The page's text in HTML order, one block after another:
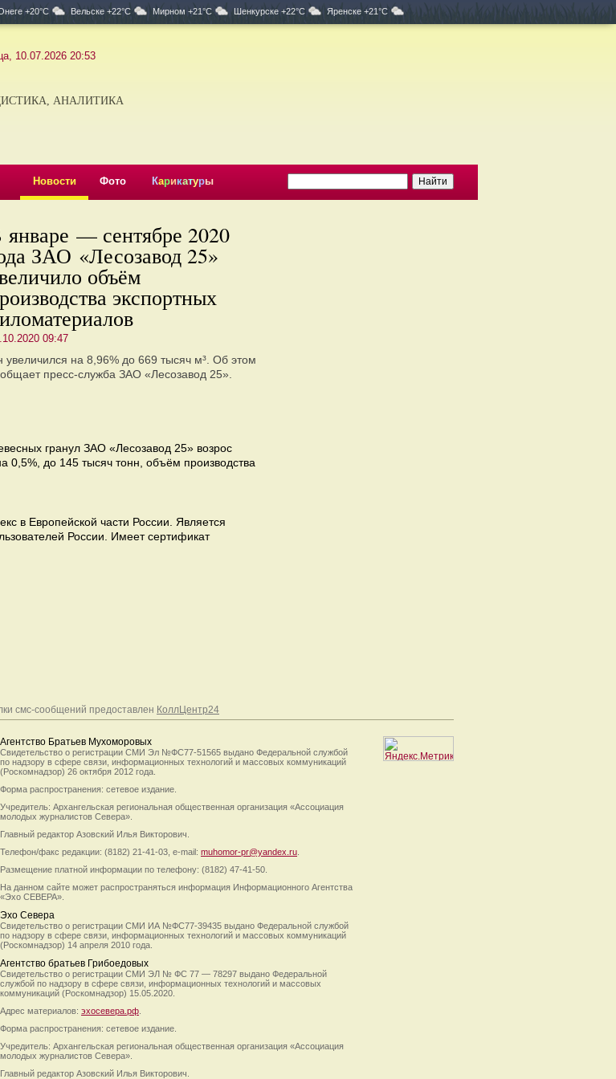
+20°C Вельске +22°C Мирном +21°C Шенкурске +22°C Яренске +21°C
10.07.2026 20:53
АНАЛИТИКА
Новости Фото Карикатуры
— сентябре 2020
ЗАО «Лесозавод 25»
объём
экспортных
09:47
увеличился на 8,96% до 669 тысяч м³. Об этом
пресс-служба ЗАО «Лесозавод 25».
гранул ЗАО «Лесозавод 25» возрос
0,5%, до 145 тысяч тонн, объём производства
в Европейской части России. Является
России. Имеет сертификат
смс-сообщений предоставлен КоллЦентр24
Агентство Братьев Мухоморовых
Свидетельство о регистрации СМИ Эл №ФС77-51565 выдано Федеральной службой
по надзору в сфере связи, информационных технологий и массовых коммуникаций
(Роскомнадзор) 26 октября 2012 года.
Форма распространения: сетевое издание.
Учредитель: Архангельская региональная общественная организация «Ассоциация
молодых журналистов Севера».
Главный редактор Азовский Илья Викторович.
Телефон/факс редакции: (8182) 21-41-03, e-mail: muhomor-pr@yandex.ru
Размещение платной информации по телефону: (8182) 47-41-50.
На данном сайте может распространяться информация Информационного Агентства
«Эхо СЕВЕРА».
Эхо Севера
Свидетельство о регистрации СМИ ИА №ФС77-39435 выдано Федеральной службой
по надзору в сфере связи, информационных технологий и массовых коммуникаций
(Роскомнадзор) 14 апреля 2010 года.
Агентство братьев Грибоедовых
Свидетельство о регистрации СМИ ЭЛ № ФС 77 — 78297 выдано Федеральной
службой по надзору в сфере связи, информационных технологий и массовых
коммуникаций (Роскомнадзор) 15.05.2020.
Адрес материалов: эхосевера.рф
Форма распространения: сетевое издание.
Учредитель: Архангельская региональная общественная организация «Ассоциация
молодых журналистов Севера».
Главный редактор Азовский Илья Викторович.